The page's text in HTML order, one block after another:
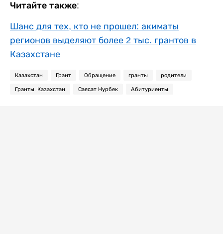
Читайте также:
Шанс для тех, кто не прошел: акиматы
регионов выделяют более 2 тыс. грантов в
Казахстане
Казахстан Грант Обращение гранты родители
Гранты. Казахстан Саясат Нурбек Абитуриенты